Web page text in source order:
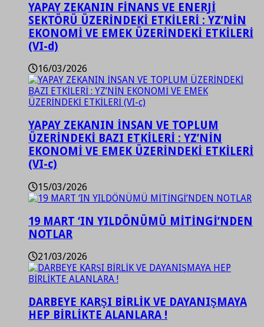
YAPAY ZEKANIN FİNANS VE ENERJİ
SEKTÖRÜ ÜZERİNDEKİ ETKİLERİ : YZ’NİN
EKONOMİ VE EMEK ÜZERİNDEKİ ETKİLERİ
(VI-d)
16/03/2026
YAPAY ZEKANIN İNSAN VE TOPLUM
ÜZERİNDEKİ BAZI ETKİLERİ : YZ’NİN
EKONOMİ VE EMEK ÜZERİNDEKİ ETKİLERİ
(VI-c)
15/03/2026
19 MART ‘IN YILDÖNÜMÜ MİTİNGİ’NDEN
NOTLAR
21/03/2026
DARBEYE KARŞI BİRLİK VE DAYANIŞMAYA
HEP BİRLİKTE ALANLARA !